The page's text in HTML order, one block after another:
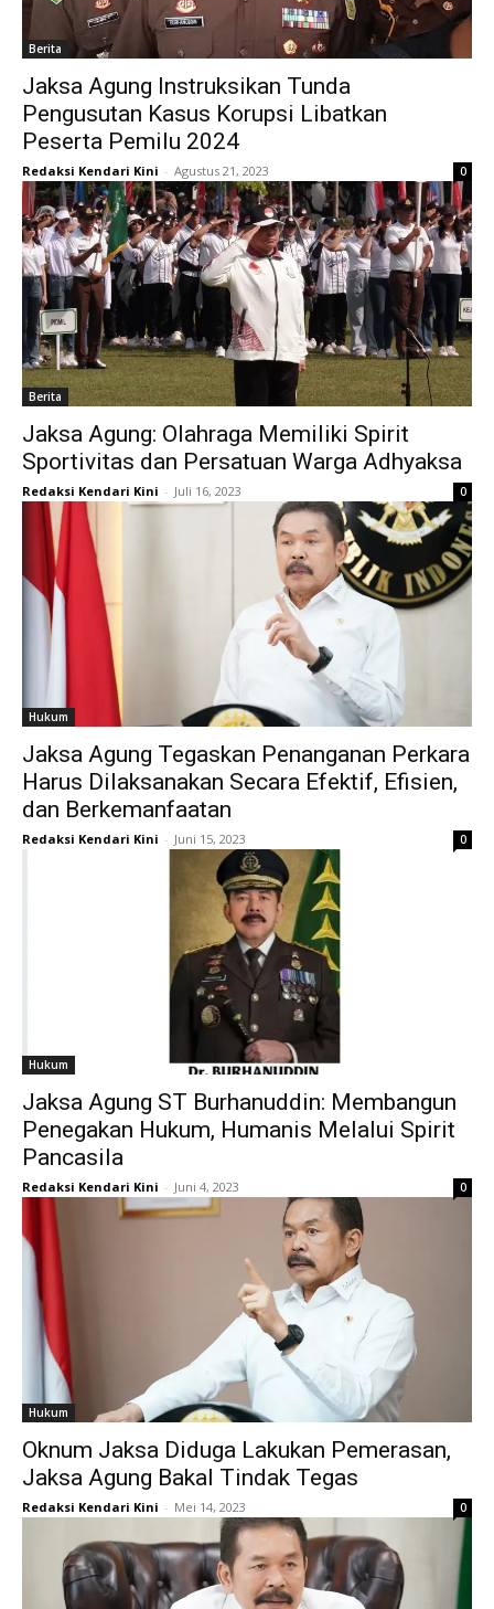
Berita
Jaksa Agung Instruksikan Tunda
Pengusutan Kasus Korupsi Libatkan
Peserta Pemilu 2024
Redaksi Kendari Kini - Agustus 21, 2023 0
Berita
Jaksa Agung: Olahraga Memiliki Spirit
Sportivitas dan Persatuan Warga Adhyaksa
Redaksi Kendari Kini - Juli 16, 2023 0
Hukum
Jaksa Agung Tegaskan Penanganan Perkara
Harus Dilaksanakan Secara Efektif, Efisien,
dan Berkemanfaatan
Redaksi Kendari Kini - Juni 15, 2023 0
Hukum
Jaksa Agung ST Burhanuddin: Membangun
Penegakan Hukum, Humanis Melalui Spirit
Pancasila
Redaksi Kendari Kini - Juni 4, 2023 0
Hukum
Oknum Jaksa Diduga Lakukan Pemerasan,
Jaksa Agung Bakal Tindak Tegas
Redaksi Kendari Kini - Mei 14, 2023 0